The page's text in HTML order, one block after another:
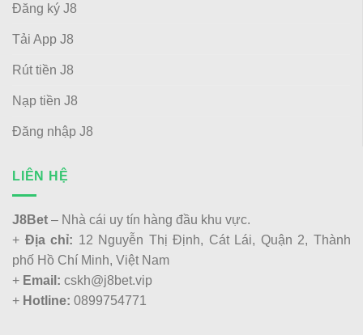
Đăng ký J8
Tải App J8
Rút tiền J8
Nạp tiền J8
Đăng nhập J8
LIÊN HỆ
J8Bet – Nhà cái uy tín hàng đầu khu vực.
+ Địa chỉ: 12 Nguyễn Thị Định, Cát Lái, Quận 2, Thành
phố Hồ Chí Minh, Việt Nam
+ Email: cskh@j8bet.vip
+ Hotline: 0899754771